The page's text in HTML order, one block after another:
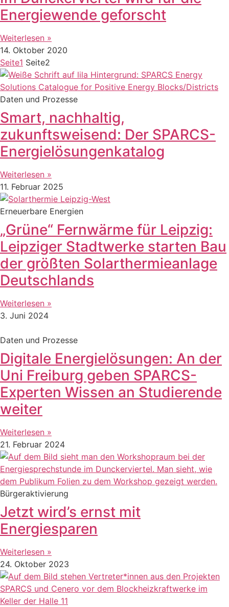
Energiewende geforscht
Weiterlesen »
14. Oktober 2020
Seite1 Seite2
Daten und Prozesse
Smart, nachhaltig,
zukunftsweisend: Der SPARCS-
Energielösungenkatalog
Weiterlesen »
11. Februar 2025
Erneuerbare Energien
„Grüne“ Fernwärme für Leipzig:
Leipziger Stadtwerke starten Bau
der größten Solarthermieanlage
Deutschlands
Weiterlesen »
3. Juni 2024
Daten und Prozesse
Digitale Energielösungen: An der
Uni Freiburg geben SPARCS-
Experten Wissen an Studierende
weiter
Weiterlesen »
21. Februar 2024
Bürgeraktivierung
Jetzt wird’s ernst mit
Energiesparen
Weiterlesen »
24. Oktober 2023